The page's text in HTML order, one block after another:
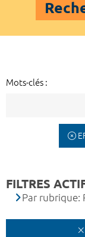
Mots-clés :
FILTRES
Par rubrique: